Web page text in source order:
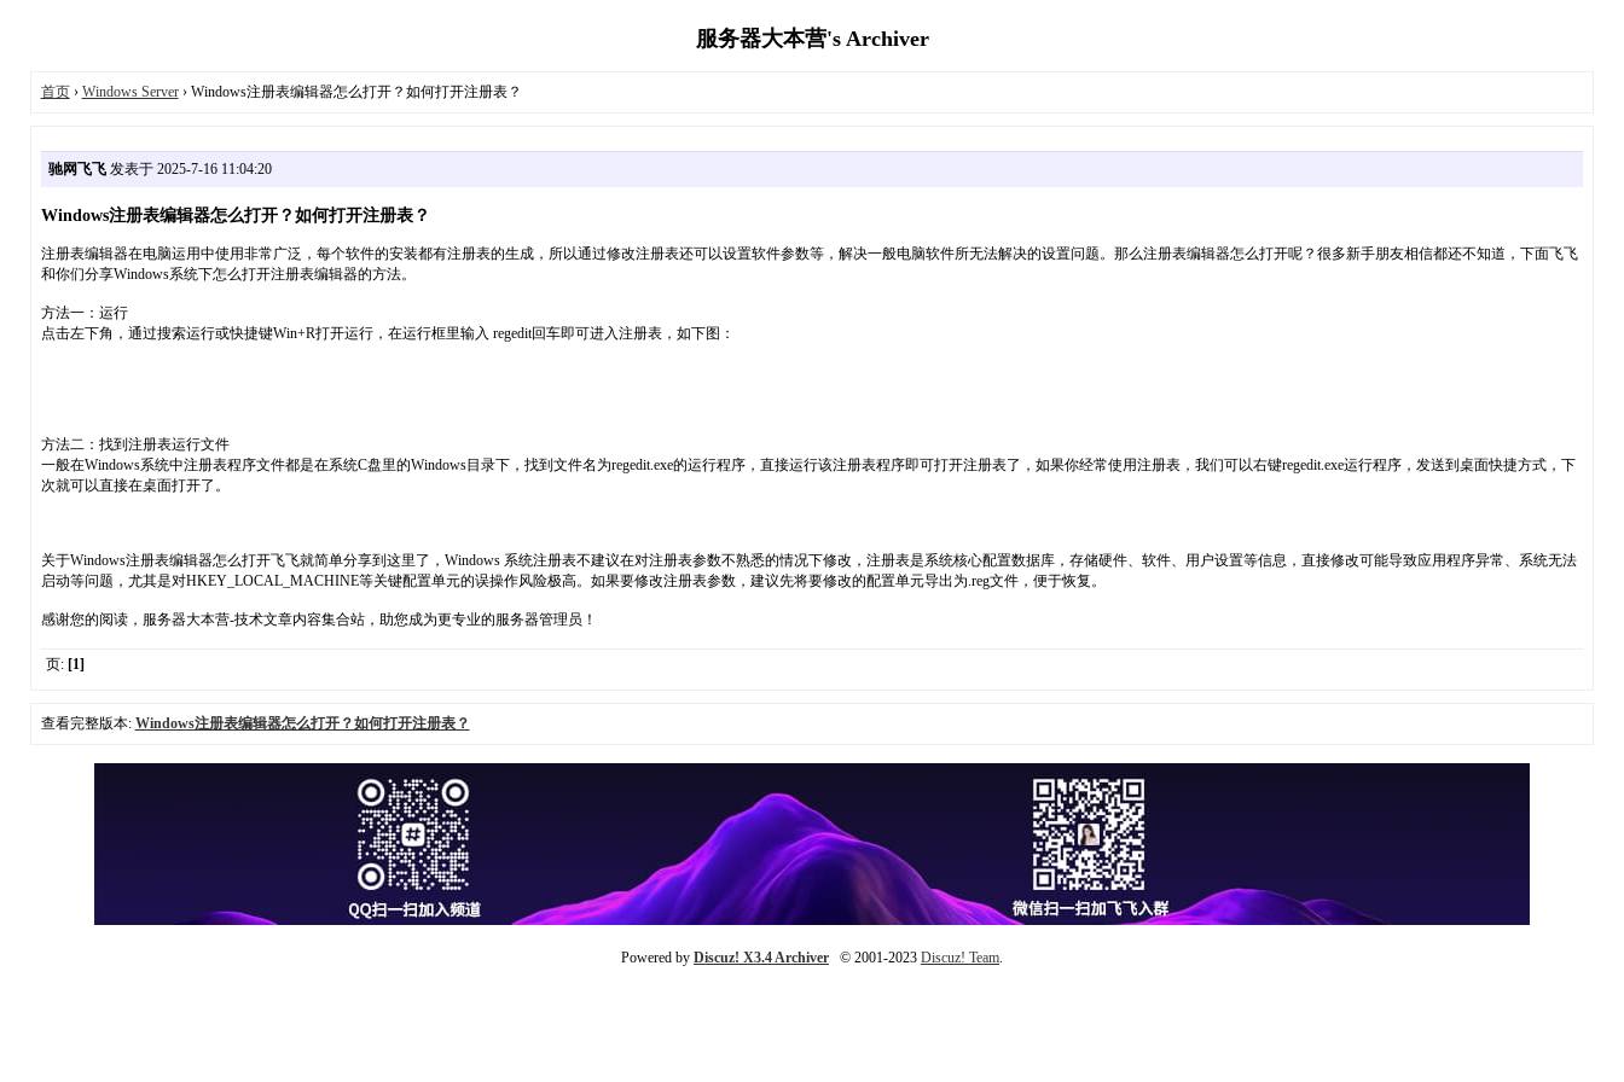
服务器大本营's Archiver
首页› Windows Server› Windows注册表编辑器怎么打开？如何打开注册表？
驰网飞飞发表于 2025-7-16 11:04:20
Windows注册表编辑器怎么打开？如何打开注册表？
注册表编辑器在电脑运用中使用非常广泛，每个软件的安装都有注册表的生成，所以通过修改注册表还可以设置软件参数等，解决一般电脑软件所无法解决的设置问题。那么注册表编辑器怎么打开呢？很多新手朋友相信都还不知道，下面飞飞
和你们分享Windows系统下怎么打开注册表编辑器的方法。
方法一：运行
点击左下角，通过搜索运行或快捷键Win+R打开运行，在运行框里输入 regedit回车即可进入注册表，如下图：
方法二：找到注册表运行文件
一般在Windows系统中注册表程序文件都是在系统C盘里的Windows目录下，找到文件名为regedit.exe的运行程序，直接运行该注册表程序即可打开注册表了，如果你经常使用注册表，我们可以右键regedit.exe运行程序，发送到桌面快捷方式，下
次就可以直接在桌面打开了。
关于Windows注册表编辑器怎么打开飞飞就简单分享到这里了，Windows 系统注册表不建议在对注册表参数不熟悉的情况下修改，注册表是系统核心配置数据库，存储硬件、软件、用户设置等信息，直接修改可能导致应用程序异常、系统无法
启动等问题，尤其是对HKEY_LOCAL_MACHINE等关键配置单元的误操作风险极高。如果要修改注册表参数，建议先将要修改的配置单元导出为.reg文件，便于恢复。
感谢您的阅读，服务器大本营-技术文章内容集合站，助您成为更专业的服务器管理员！
页: [1]
查看完整版本: Windows注册表编辑器怎么打开？如何打开注册表？
Powered by Discuz! X3.4 Archiver © 2001-2023 Discuz! Team.